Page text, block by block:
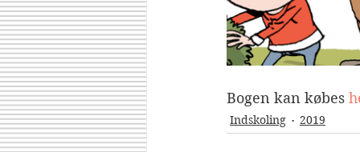
Bogen kan købes
Indskoling 2019